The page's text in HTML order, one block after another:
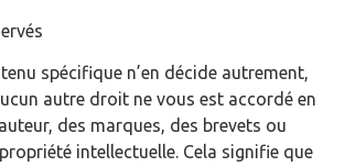
spécifique n’en décide autrement,
autre droit ne vous est accordé en
des marques, des brevets ou
intellectuelle. Cela signifie que